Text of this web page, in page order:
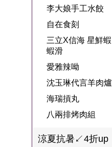
節目聯名商品
推薦
冷藏 | 冷凍食品
李大娘手工水
餃
三立X信海 星
鮮蝦蝦滑
Astonish英國潔
雨揚老師開運
金健康石墨烯
台塑生醫
李大娘手工水餃
自在食刻
三立X信海 星鮮蝦
蝦滑
愛雅辣呦
沈玉琳代言羊肉爐
海瑞摃丸
八兩排烤肉組
涼夏抗暑↙4折up